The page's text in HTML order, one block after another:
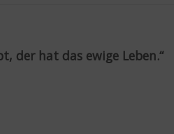
der hat das ewige Leben.“